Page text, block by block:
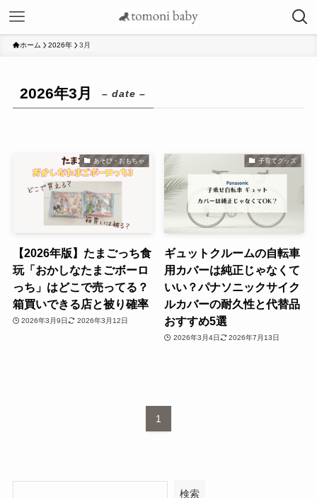
ホーム 2026年 3月
2026年3月 – date –
あそび・おもちゃ
【2026年版】たまごっち食
玩「おかしなたまごボーロ
っち」はどこで売ってる？
箱買いできる店と被り確率
2026年3月9日 2026年3月12日
子育てグッズ
ギュットクルームの自転車
用カバーは純正じゃなくて
いい？パナソニックサイク
ルカバーの耐久性と代替品
おすすめ5選
2026年3月4日 2026年7月13日
1
検索